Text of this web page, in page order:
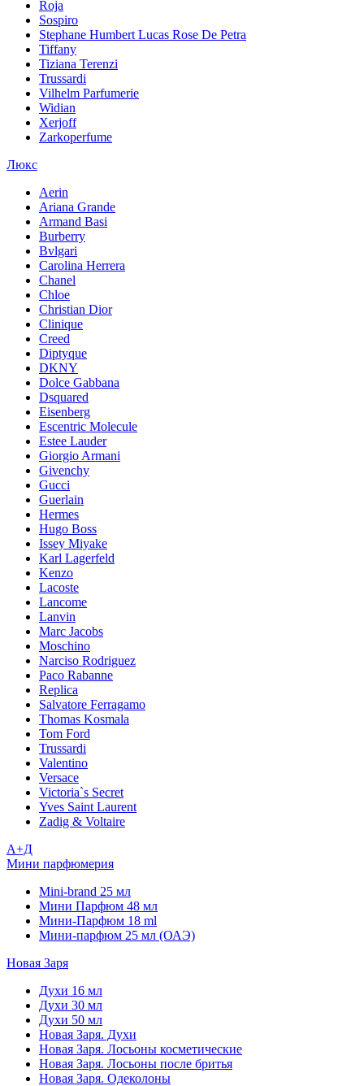
Roja
Sospiro
Stephane Humbert Lucas Rose De Petra
Tiffany
Tiziana Terenzi
Trussardi
Vilhelm Parfumerie
Widian
Xerjoff
Zarkoperfume
Люкс
Aerin
Ariana Grande
Armand Basi
Burberry
Bvlgari
Carolina Herrera
Chanel
Chloe
Christian Dior
Clinique
Creed
Diptyque
DKNY
Dolce Gabbana
Dsquared
Eisenberg
Escentric Molecule
Estee Lauder
Giorgio Armani
Givenchy
Gucci
Guerlain
Hermes
Hugo Boss
Issey Miyake
Karl Lagerfeld
Kenzo
Lacoste
Lancome
Lanvin
Marc Jacobs
Moschino
Narciso Rodriguez
Paco Rabanne
Replica
Salvatore Ferragamo
Thomas Kosmala
Tom Ford
Trussardi
Valentino
Versace
Victoria`s Secret
Yves Saint Laurent
Zadig & Voltaire
А+Д
Мини парфюмерия
Mini-brand 25 мл
Мини Парфюм 48 мл
Мини-Парфюм 18 ml
Мини-парфюм 25 мл (ОАЭ)
Новая Заря
Духи 16 мл
Духи 30 мл
Духи 50 мл
Новая Заря. Духи
Новая Заря. Лосьоны косметические
Новая Заря. Лосьоны после бритья
Новая Заря. Одеколоны